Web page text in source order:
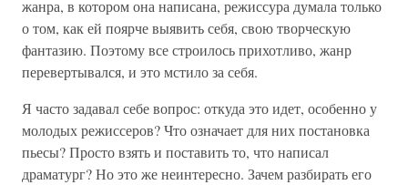
жанра, в котором она написана, режиссура думала только
о том, как ей поярче выявить себя, свою творческую
фантазию. Поэтому все строилось прихотливо, жанр
перевертывался, и это мстило за себя.
Я часто задавал себе вопрос: откуда это идет, особенно у
молодых режиссеров? Что означает для них постановка
пьесы? Просто взять и поставить то, что написал
драматург? Но это же неинтересно. Зачем разбирать его